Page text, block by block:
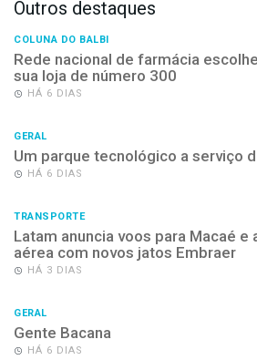
Outros destaques
COLUNA DO BALBI
Rede nacional de farmácia
sua loja de número 300
HÁ 6 DIAS
GERAL
Um parque tecnológico a serviço
HÁ 6 DIAS
TRANSPORTE
Latam anuncia voos para Macaé e
aérea com novos jatos Embraer
HÁ 3 DIAS
GERAL
Gente Bacana
HÁ 6 DIAS